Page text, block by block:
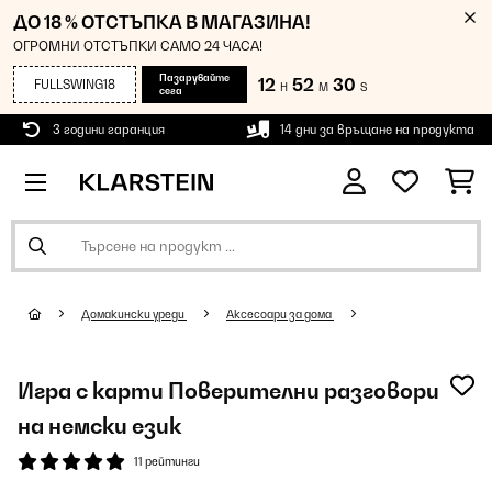
ДО 18 % ОТСТЪПКА В МАГАЗИНА!
ОГРОМНИ ОТСТЪПКИ САМО 24 ЧАСА!
FULLSWING18
Пазарувайте
сега
12 H 52 M 29 S
3 години гаранция 14 дни за връщане на продукта
Домакински уреди Аксесоари за дома
Игра с карти Поверителни разговори
на немски език
11 рейтинги